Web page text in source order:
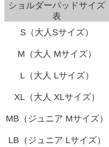
ショルダーパッドサイズ
表
S（大人Sサイズ）
M（大人 Mサイズ）
L（大人 Lサイズ）
XL（大人 XLサイズ）
MB（ジュニア Mサイズ）
LB（ジュニア Lサイズ）